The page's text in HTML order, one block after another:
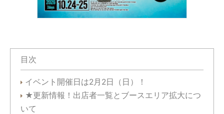
目次
イベント開催日は2月2日（日）！
★更新情報！出店者一覧とブースエリア拡大につ
いて